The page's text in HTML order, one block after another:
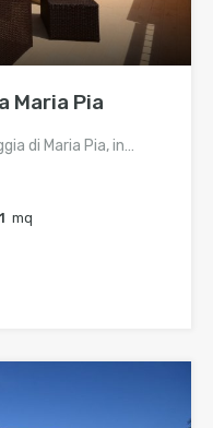
Maria Pia
di Maria Pia, in…
mq